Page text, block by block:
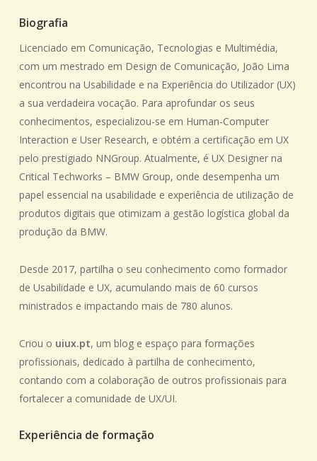
Biografia
Licenciado em Comunicação, Tecnologias e Multimédia,
com um mestrado em Design de Comunicação, João Lima
encontrou na Usabilidade e na Experiência do Utilizador (UX)
a sua verdadeira vocação. Para aprofundar os seus
conhecimentos, especializou-se em Human-Computer
Interaction e User Research, e obtém a certificação em UX
pelo prestigiado NNGroup. Atualmente, é UX Designer na
Critical Techworks – BMW Group, onde desempenha um
papel essencial na usabilidade e experiência de utilização de
produtos digitais que otimizam a gestão logística global da
produção da BMW.
Desde 2017, partilha o seu conhecimento como formador
de Usabilidade e UX, acumulando mais de 60 cursos
ministrados e impactando mais de 780 alunos.
Criou o uiux.pt, um blog e espaço para formações
profissionais, dedicado à partilha de conhecimento,
contando com a colaboração de outros profissionais para
fortalecer a comunidade de UX/UI.
Experiência de formação